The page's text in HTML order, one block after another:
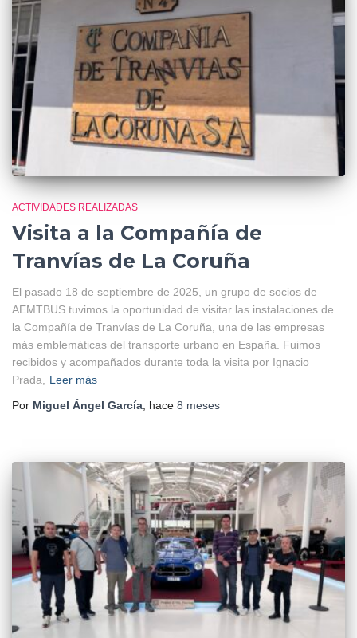
ACTIVIDADES REALIZADAS
Visita a la Compañía de
Tranvías de La Coruña
El pasado 18 de septiembre de 2025, un grupo de socios de
AEMTBUS tuvimos la oportunidad de visitar las instalaciones de
la Compañía de Tranvías de La Coruña, una de las empresas
más emblemáticas del transporte urbano en España. Fuimos
recibidos y acompañados durante toda la visita por Ignacio
Prada, Leer más
Por Miguel Ángel García, hace 8 meses